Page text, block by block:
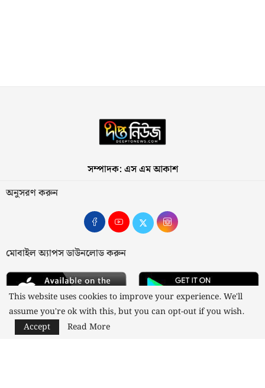
সম্পাদক: এস এম আকাশ
অনুসরণ করুন
মোবাইল অ্যাপস ডাউনলোড করুন
This website uses cookies to improve your experience. We'll
assume you're ok with this, but you can opt-out if you wish.
Accept
Read More